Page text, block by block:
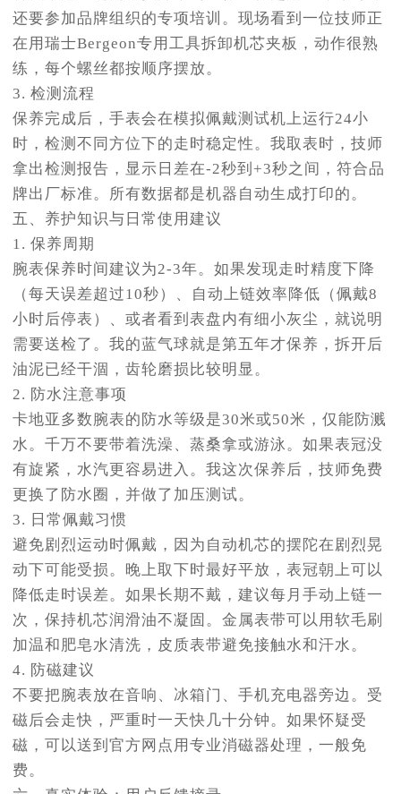
还要参加品牌组织的专项培训。现场看到一位技师正
在用瑞士Bergeon专用工具拆卸机芯夹板，动作很熟
练，每个螺丝都按顺序摆放。
3. 检测流程
保养完成后，手表会在模拟佩戴测试机上运行24小
时，检测不同方位下的走时稳定性。我取表时，技师
拿出检测报告，显示日差在-2秒到+3秒之间，符合品
牌出厂标准。所有数据都是机器自动生成打印的。
五、养护知识与日常使用建议
1. 保养周期
腕表保养时间建议为2-3年。如果发现走时精度下降
（每天误差超过10秒）、自动上链效率降低（佩戴8
小时后停表）、或者看到表盘内有细小灰尘，就说明
需要送检了。我的蓝气球就是第五年才保养，拆开后
油泥已经干涸，齿轮磨损比较明显。
2. 防水注意事项
卡地亚多数腕表的防水等级是30米或50米，仅能防溅
水。千万不要带着洗澡、蒸桑拿或游泳。如果表冠没
有旋紧，水汽更容易进入。我这次保养后，技师免费
更换了防水圈，并做了加压测试。
3. 日常佩戴习惯
避免剧烈运动时佩戴，因为自动机芯的摆陀在剧烈晃
动下可能受损。晚上取下时最好平放，表冠朝上可以
降低走时误差。如果长期不戴，建议每月手动上链一
次，保持机芯润滑油不凝固。金属表带可以用软毛刷
加温和肥皂水清洗，皮质表带避免接触水和汗水。
4. 防磁建议
不要把腕表放在音响、冰箱门、手机充电器旁边。受
磁后会走快，严重时一天快几十分钟。如果怀疑受
磁，可以送到官方网点用专业消磁器处理，一般免
费。